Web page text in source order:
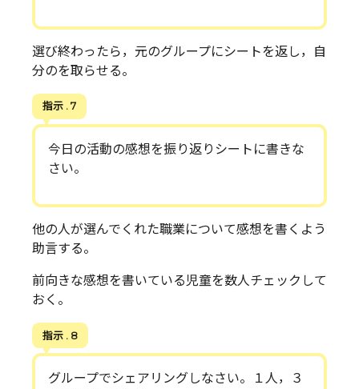
選び終わったら，元のグループにシートを返し，自
分のを取らせる。
指示 . 7
今日の活動の感想を振り返りシートに書きな
さい。
他の人が選んでくれた職業について感想を書くよう
助言する。
前向きな感想を書いている児童を数人チェックして
おく。
指示 . 8
グループでシェアリングしなさい。１人，３